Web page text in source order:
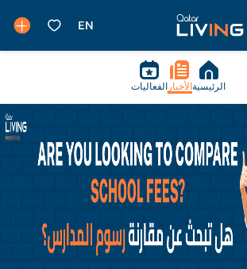
الرئيسية الأخبار الفعاليات